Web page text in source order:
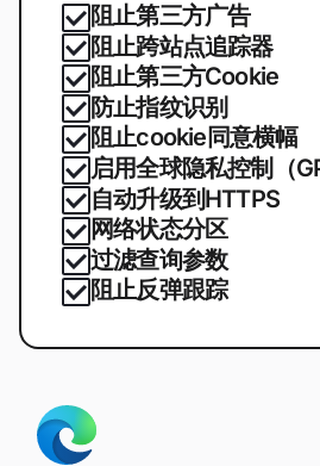
阻止第三方广告
阻止跨站点追踪器
阻止第三方Cookie
防止指纹识别
阻止cookie同意横幅
启用全球隐私控制（
自动升级到HTTPS
网络状态分区
过滤查询参数
阻止反弹跟踪